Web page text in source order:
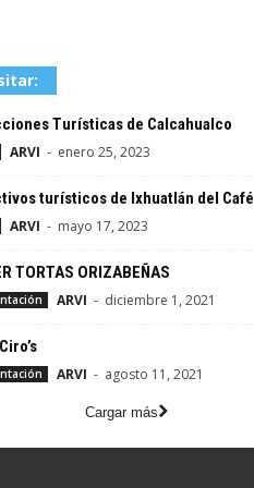
Turísticas de Calcahualco
ARVI - enero 25, 2023
turísticos de Ixhuatlán del Café
ARVI - mayo 17, 2023
TORTAS ORIZABEÑAS
ARVI - diciembre 1, 2021
ARVI - agosto 11, 2021
Cargar más